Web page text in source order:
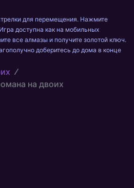
для перемещения. Нажмите
доступна как на мобильных
все алмазы и получите золотой ключ.
доберитесь до дома в конце
на двоих